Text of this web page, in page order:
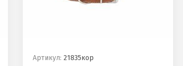
Артикул: 21835кор